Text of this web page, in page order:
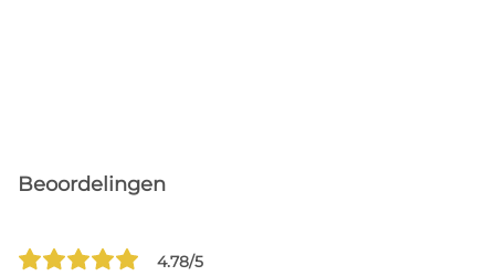
Beoordelingen
4.78/5